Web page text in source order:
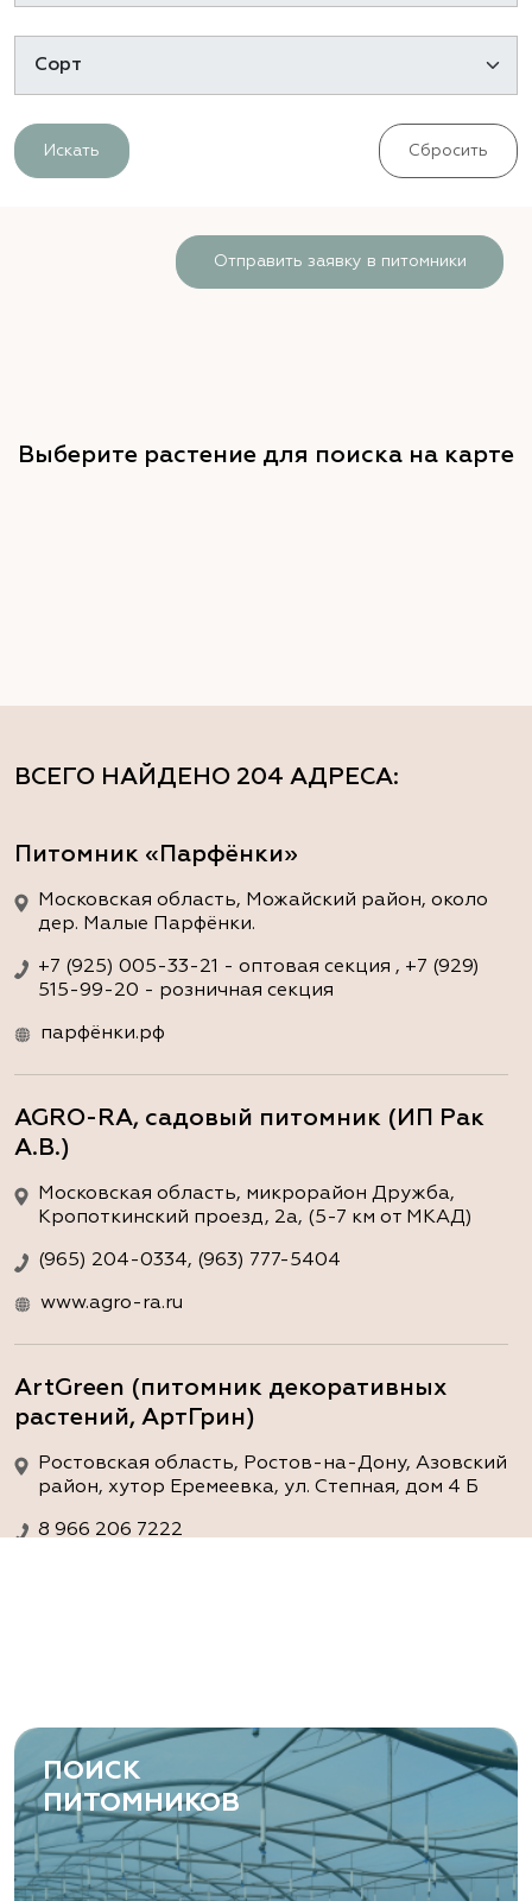
Искать Сбросить
ВСЕГО НАЙДЕНО 204 АДРЕСА:
Питомник «Парфёнки»
Московская область, Можайский район, около
дер. Малые Парфёнки.
+7 (925) 005-33-21 - оптовая секция , +7 (929)
515-99-20 - розничная секция
парфёнки.рф
AGRO-RA, садовый питомник (ИП Рак
А.В.)
Московская область, микрорайон Дружба,
Кропоткинский проезд, 2а, (5-7 км от МКАД)
(965) 204-0334, (963) 777-5404
www.agro-ra.ru
ArtGreen (питомник декоративных
растений, АртГрин)
Ростовская область, Ростов-на-Дону, Азовский
район, хутор Еремеевка, ул. Степная, дом 4 Б
8 966 206 7222
Ростовская область, Ростов-на-Дону,
Левобережная ул, дом № 37
8 966 206 7222
www.art-green.ru
Отправить заявку в питомники
Выберите растение для поиска на карте
ПОИСК
ПИТОМНИКОВ